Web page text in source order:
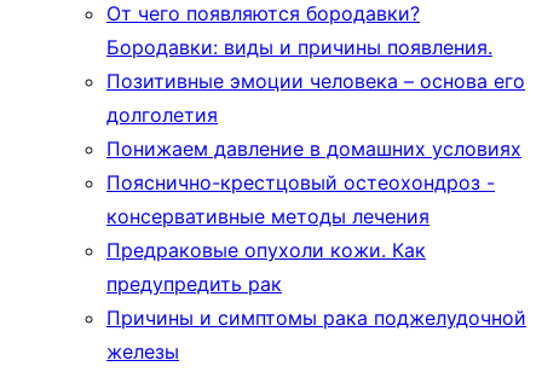
От чего появляются бородавки?
Бородавки: виды и причины появления.
Позитивные эмоции человека – основа его
долголетия
Понижаем давление в домашних условиях
Пояснично-крестцовый остеохондроз -
консервативные методы лечения
Предраковые опухоли кожи. Как
предупредить рак
Причины и симптомы рака поджелудочной
железы